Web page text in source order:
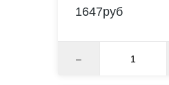
1647руб
–